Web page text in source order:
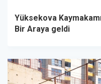
Yüksekova
Bir Araya geldi